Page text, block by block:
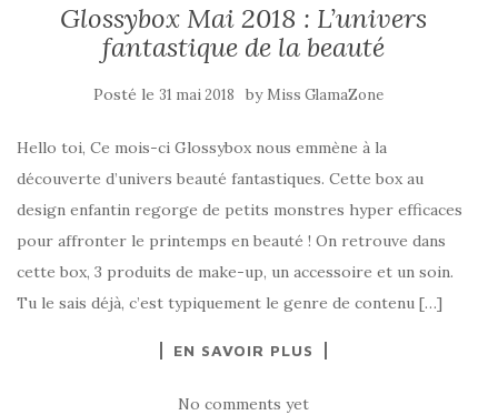
Glossybox Mai 2018 : L’univers
fantastique de la beauté
Posté le 31 mai 2018 by Miss GlamaZone
Hello toi, Ce mois-ci Glossybox nous emmène à la
découverte d’univers beauté fantastiques. Cette box au
design enfantin regorge de petits monstres hyper efficaces
pour affronter le printemps en beauté ! On retrouve dans
cette box, 3 produits de make-up, un accessoire et un soin.
Tu le sais déjà, c’est typiquement le genre de contenu […]
EN SAVOIR PLUS
No comments yet